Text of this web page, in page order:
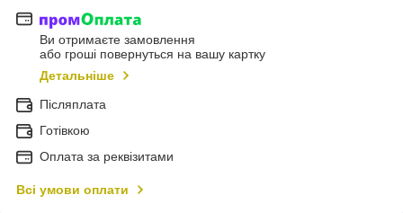
Ви отримаєте замовлення
або гроші повернуться на вашу картку
Детальніше
Післяплата
Готівкою
Оплата за реквізитами
Всі умови оплати